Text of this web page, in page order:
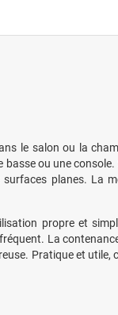
le salon ou la
basse ou une console.
planes. La
propre et
La
Pratique et utile,